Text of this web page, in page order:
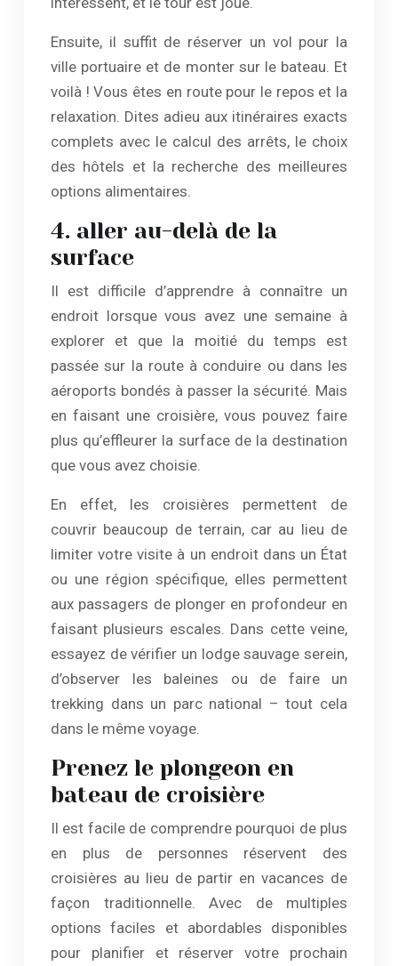
Ensuite, il suffit de réserver un vol pour la
ville portuaire et de monter sur le bateau. Et
voilà ! Vous êtes en route pour le repos et la
relaxation. Dites adieu aux itinéraires exacts
complets avec le calcul des arrêts, le choix
des hôtels et la recherche des meilleures
options alimentaires.
4. aller au-delà de la
surface
Il est difficile d’apprendre à connaître un
endroit lorsque vous avez une semaine à
explorer et que la moitié du temps est
passée sur la route à conduire ou dans les
aéroports bondés à passer la sécurité. Mais
en faisant une croisière, vous pouvez faire
plus qu’effleurer la surface de la destination
que vous avez choisie.
En effet, les croisières permettent de
couvrir beaucoup de terrain, car au lieu de
limiter votre visite à un endroit dans un État
ou une région spécifique, elles permettent
aux passagers de plonger en profondeur en
faisant plusieurs escales. Dans cette veine,
essayez de vérifier un lodge sauvage serein,
d’observer les baleines ou de faire un
trekking dans un parc national – tout cela
dans le même voyage.
Prenez le plongeon en
bateau de croisière
Il est facile de comprendre pourquoi de plus
en plus de personnes réservent des
croisières au lieu de partir en vacances de
façon traditionnelle. Avec de multiples
options faciles et abordables disponibles
pour planifier et réserver votre prochain